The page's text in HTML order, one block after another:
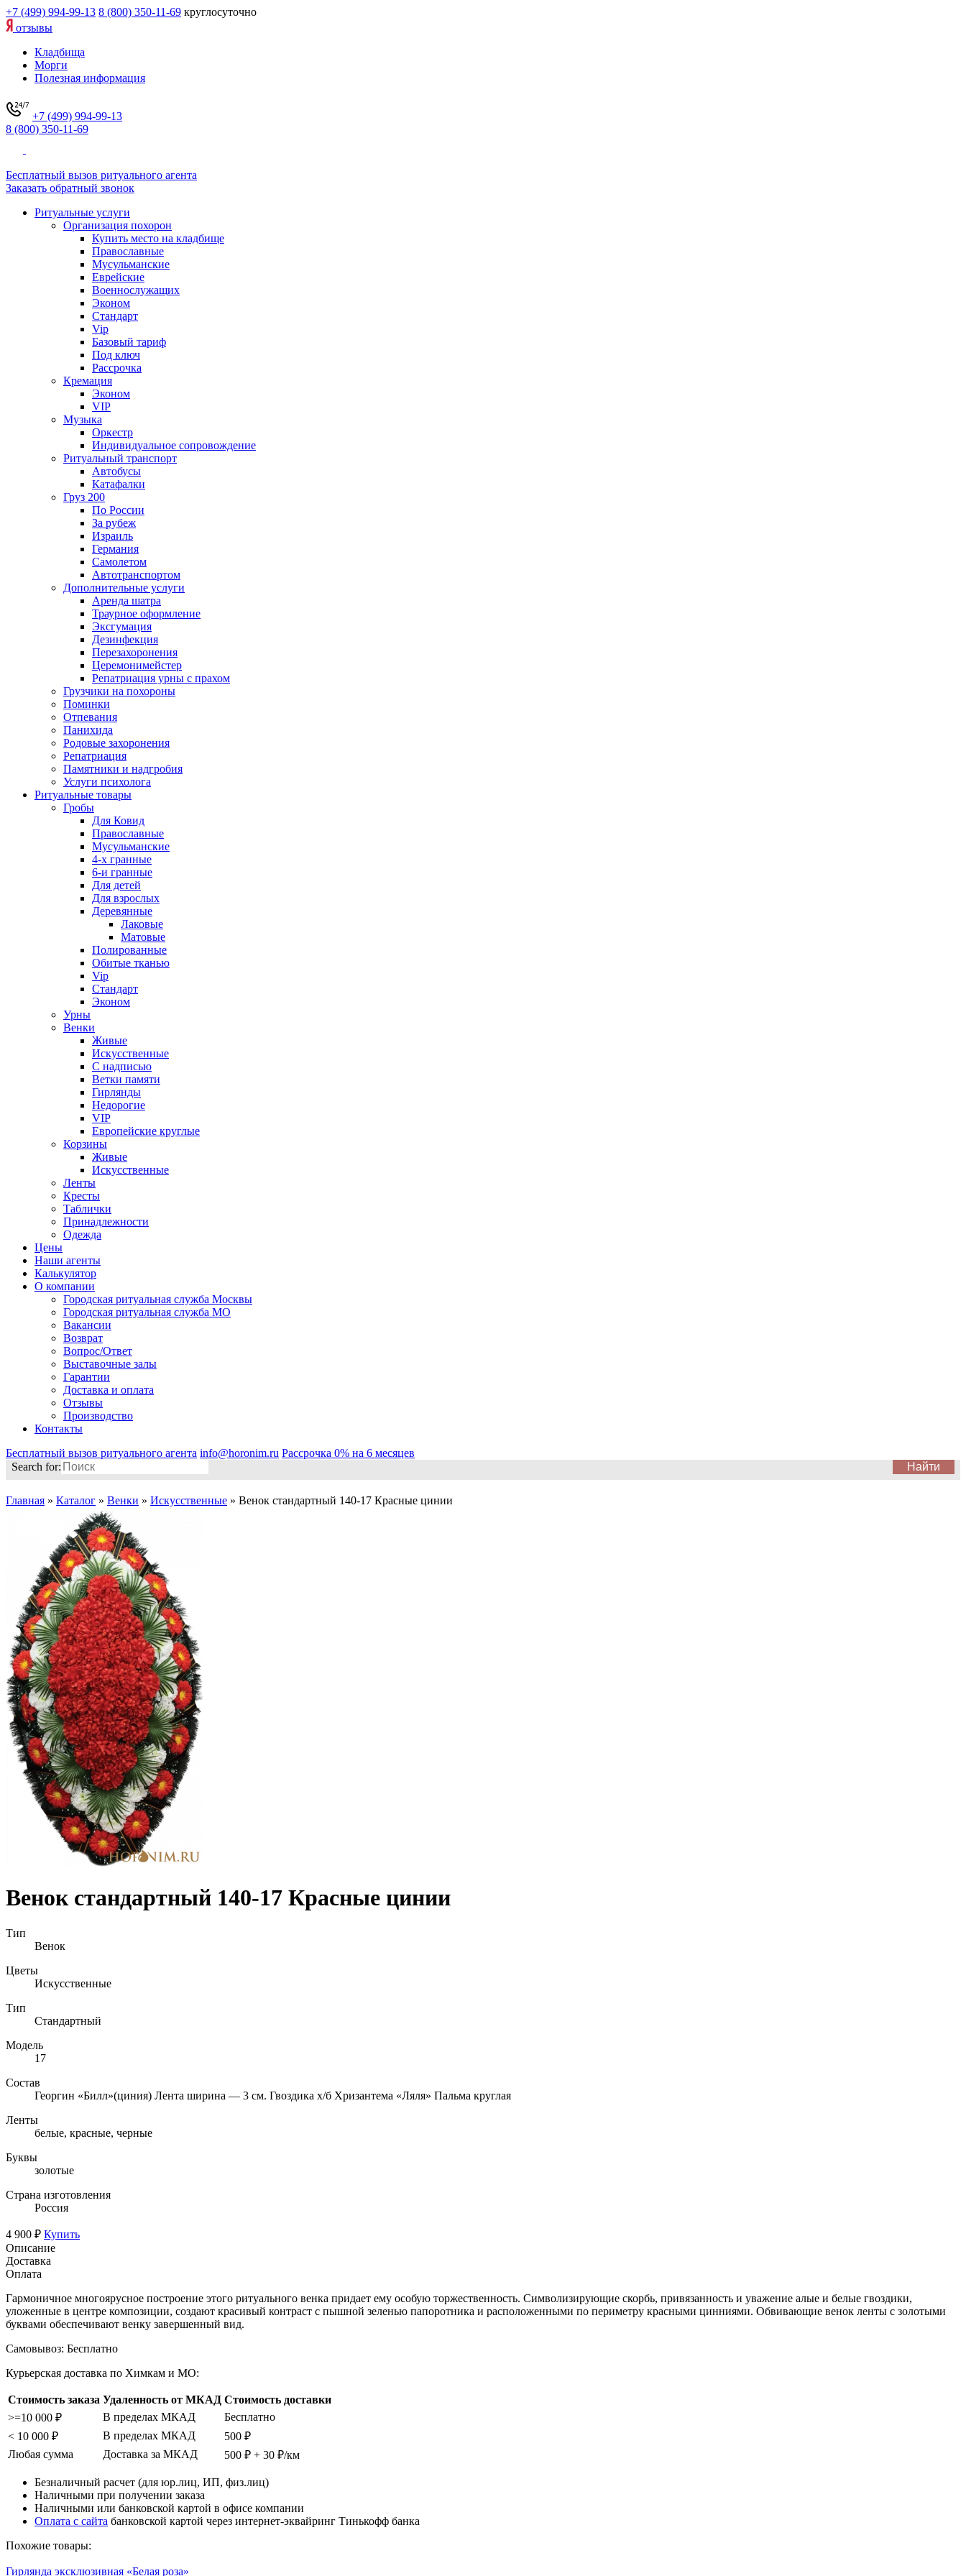
+7 (499) 994-99-13 8 (800) 350-11-69 круглосуточно
отзывы
Кладбища
Морги
Полезная информация
+7 (499) 994-99-13
8 (800) 350-11-69
Бесплатный вызов ритуального агента
Заказать обратный звонок
Ритуальные услуги
Организация похорон
Купить место на кладбище
Православные
Мусульманские
Еврейские
Военнослужащих
Эконом
Стандарт
Vip
Базовый тариф
Под ключ
Рассрочка
Кремация
Эконом
VIP
Музыка
Оркестр
Индивидуальное сопровождение
Ритуальный транспорт
Автобусы
Катафалки
Груз 200
По России
За рубеж
Израиль
Германия
Самолетом
Автотранспортом
Дополнительные услуги
Аренда шатра
Траурное оформление
Эксгумация
Дезинфекция
Перезахоронения
Церемонимейстер
Репатриация урны с прахом
Грузчики на похороны
Поминки
Отпевания
Панихида
Родовые захоронения
Репатриация
Памятники и надгробия
Услуги психолога
Ритуальные товары
Гробы
Для Ковид
Православные
Мусульманские
4-х гранные
6-и гранные
Для детей
Для взрослых
Деревянные
Лаковые
Матовые
Полированные
Обитые тканью
Vip
Стандарт
Эконом
Урны
Венки
Живые
Искусственные
С надписью
Ветки памяти
Гирлянды
Недорогие
VIP
Европейские круглые
Корзины
Живые
Искусственные
Ленты
Кресты
Таблички
Принадлежности
Одежда
Цены
Наши агенты
Калькулятор
О компании
Городская ритуальная служба Москвы
Городская ритуальная служба МО
Вакансии
Возврат
Вопрос/Ответ
Выставочные залы
Гарантии
Доставка и оплата
Отзывы
Производство
Контакты
Бесплатный вызов ритуального агента info@horonim.ru Рассрочка 0% на 6 месяцев
Search for:
Главная » Каталог » Венки » Искусственные » Венок стандартный 140-17 Красные цинии
Венок стандартный 140-17 Красные цинии
Тип
Венок
Цветы
Искусственные
Тип
Стандартный
Модель
17
Состав
Георгин «Билл»(циния) Лента ширина — 3 см. Гвоздика х/б Хризантема «Ляля» Пальма круглая
Ленты
белые, красные, черные
Буквы
золотые
Страна изготовления
Россия
4 900 ₽ Купить
Описание
Доставка
Оплата
Гармоничное многоярусное построение этого ритуального венка придает ему особую торжественность. Символизирующие скорбь, привязанность и уважение алые и белые гвоздики,
уложенные в центре композиции, создают красивый контраст с пышной зеленью папоротника и расположенными по периметру красными цинниями. Обвивающие венок ленты с золотыми
буквами обеспечивают венку завершенный вид.
Самовывоз: Бесплатно
Курьерская доставка по Химкам и МО:
Стоимость заказа Удаленность от МКАД Стоимость доставки
>=10 000 ₽
В пределах МКАД
Бесплатно
< 10 000 ₽
В пределах МКАД
500 ₽
Любая сумма
Доставка за МКАД 500 ₽ + 30 ₽/км
Безналичный расчет (для юр.лиц, ИП, физ.лиц)
Наличными при получении заказа
Наличными или банковской картой в офисе компании
Оплата с сайта банковской картой через интернет-эквайринг Тинькофф банка
Похожие товары:
Гирлянда эксклюзивная «Белая роза»